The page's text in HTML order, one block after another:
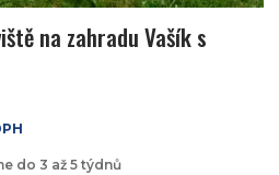
na zahradu Vašík s
do 3 až 5 týdnů